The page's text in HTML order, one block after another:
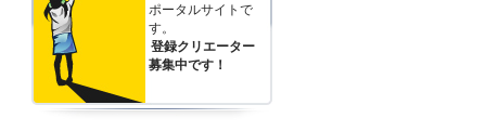
ポータルサイトで
す。
登録クリエーター
募集中です！